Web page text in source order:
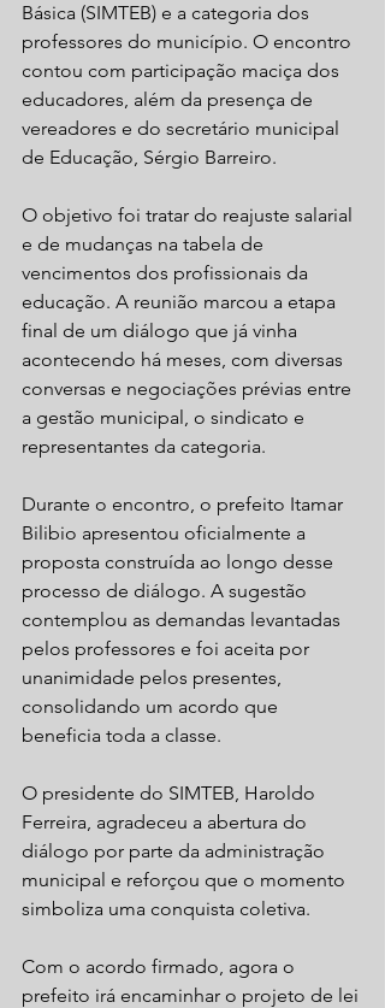
Básica (SIMTEB) e a categoria dos
professores do município. O encontro
contou com participação maciça dos
educadores, além da presença de
vereadores e do secretário municipal
de Educação, Sérgio Barreiro.
O objetivo foi tratar do reajuste salarial
e de mudanças na tabela de
vencimentos dos profissionais da
educação. A reunião marcou a etapa
final de um diálogo que já vinha
acontecendo há meses, com diversas
conversas e negociações prévias entre
a gestão municipal, o sindicato e
representantes da categoria.
Durante o encontro, o prefeito Itamar
Bilibio apresentou oficialmente a
proposta construída ao longo desse
processo de diálogo. A sugestão
contemplou as demandas levantadas
pelos professores e foi aceita por
unanimidade pelos presentes,
consolidando um acordo que
beneficia toda a classe.
O presidente do SIMTEB, Haroldo
Ferreira, agradeceu a abertura do
diálogo por parte da administração
municipal e reforçou que o momento
simboliza uma conquista coletiva.
Com o acordo firmado, agora o
prefeito irá encaminhar o projeto de lei